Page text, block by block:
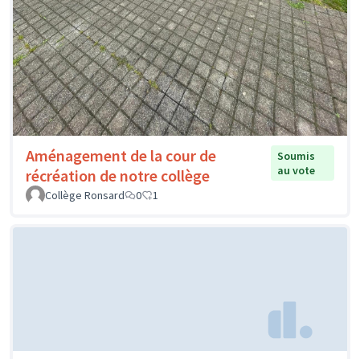
Aménagement de la cour de
récréation de notre collège
Soumis
au vote
Collège Ronsard
0 1